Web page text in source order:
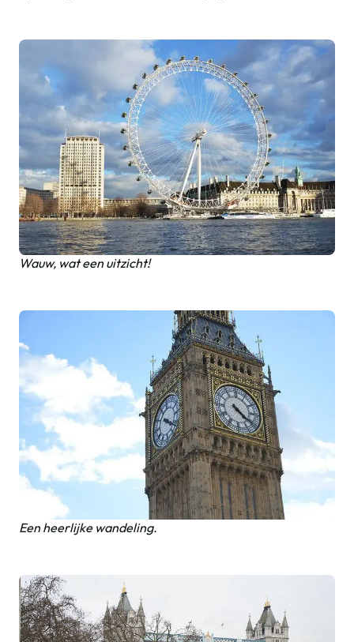
Wauw, wat een uitzicht!
Een heerlijke wandeling.